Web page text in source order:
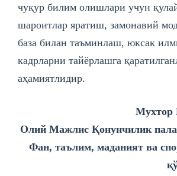
чуқур билим олишлари учун
шароитлар яратиш, замонавий
база билан таъминлаш, юксак
кадрларни тайёрлашга
аҳамиятлидир.
Олий Мажлис Қонунчилик
Фан, таълим, маданият ва